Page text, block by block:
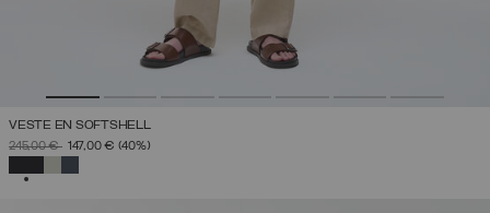
VESTE EN SOFTSHELL
PRIX RÉDUIT DE
245,00 €À147,00 € (40%)